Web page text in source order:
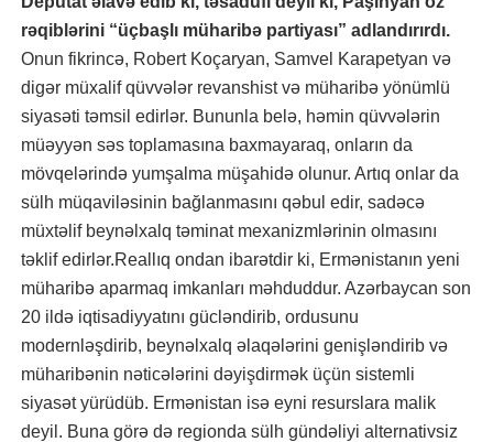
rəqiblərini “üçbaşlı müharibə partiyası” adlandırırdı.
Onun fikrincə, Robert Koçaryan, Samvel Karapetyan və
digər müxalif qüvvələr revanshist və müharibə yönümlü
siyasəti təmsil edirlər. Bununla belə, həmin qüvvələrin
müəyyən səs toplamasına baxmayaraq, onların da
mövqelərində yumşalma müşahidə olunur. Artıq onlar da
sülh müqaviləsinin bağlanmasını qəbul edir, sadəcə
müxtəlif beynəlxalq təminat mexanizmlərinin olmasını
təklif edirlər.Reallıq ondan ibarətdir ki, Ermənistanın yeni
müharibə aparmaq imkanları məhduddur. Azərbaycan son
20 ildə iqtisadiyyatını gücləndirib, ordusunu
modernləşdirib, beynəlxalq əlaqələrini genişləndirib və
müharibənin nəticələrini dəyişdirmək üçün sistemli
siyasət yürüdüb. Ermənistan isə eyni resurslara malik
deyil. Buna görə də regionda sülh gündəliyi alternativsiz